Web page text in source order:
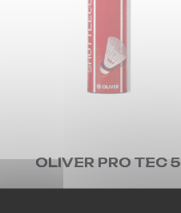
OLIVER PRO TEC 5